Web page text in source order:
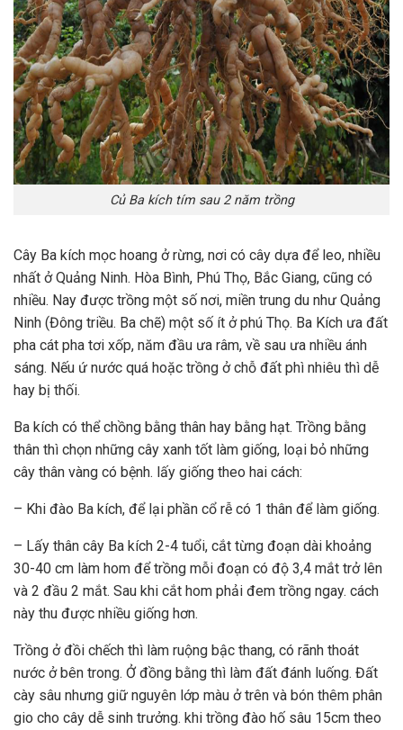
Củ Ba kích tím sau 2 năm trồng
Cây Ba kích mọc hoang ở rừng, nơi có cây dựa để leo, nhiều
nhất ở Quảng Ninh. Hòa Bình, Phú Thọ, Bắc Giang, cũng có
nhiều. Nay được trồng một số nơi, miền trung du như Quảng
Ninh (Đông triều. Ba chẽ) một số ít ở phú Thọ. Ba Kích ưa đất
pha cát pha tơi xốp, năm đầu ưa râm, về sau ưa nhiều ánh
sáng. Nếu ứ nước quá hoặc trồng ở chỗ đất phì nhiêu thì dễ
hay bị thối.
Ba kích có thể chồng bằng thân hay bằng hạt. Trồng bằng
thân thì chọn những cây xanh tốt làm giống, loại bỏ những
cây thân vàng có bệnh. lấy giống theo hai cách:
– Khi đào Ba kích, để lại phần cổ rễ có 1 thân để làm giống.
– Lấy thân cây Ba kích 2-4 tuổi, cắt từng đoạn dài khoảng
30-40 cm làm hom để trồng mỗi đoạn có độ 3,4 mắt trở lên
và 2 đầu 2 mắt. Sau khi cắt hom phải đem trồng ngay. cách
này thu được nhiều giống hơn.
Trồng ở đồi chếch thì làm ruộng bậc thang, có rãnh thoát
nước ở bên trong. Ở đồng bằng thì làm đất đánh luống. Đất
cày sâu nhưng giữ nguyên lớp màu ở trên và bón thêm phân
gio cho cây dễ sinh trưởng. khi trồng đào hố sâu 15cm theo